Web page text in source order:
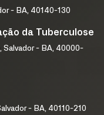
- BA, 40140-130
da Tuberculose
Salvador - BA, 40000-
- BA, 40110-210